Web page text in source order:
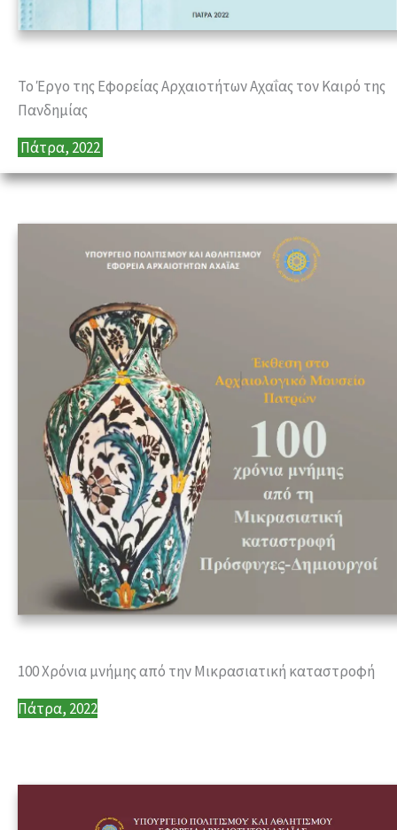
Το Έργο της Εφορείας Αρχαιοτήτων Αχαΐας τον Καιρό της
Πανδημίας
Πάτρα, 2022
100 Χρόνια μνήμης από την Μικρασιατική καταστροφή
Πάτρα, 2022